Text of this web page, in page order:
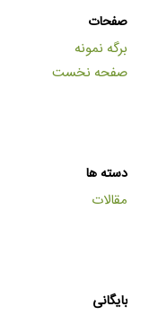
صفحات
برگه نمونه
صفحه نخست
دسته ها
مقالات
بایگانی